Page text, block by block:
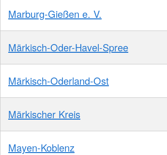
Marburg-Gießen e. V.
Märkisch-Oder-Havel-Spree
Märkisch-Oderland-Ost
Märkischer Kreis
Mayen-Koblenz